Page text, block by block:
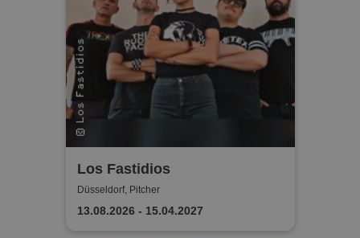
Los Fastidios
Düsseldorf, Pitcher
13.08.2026 - 15.04.2027